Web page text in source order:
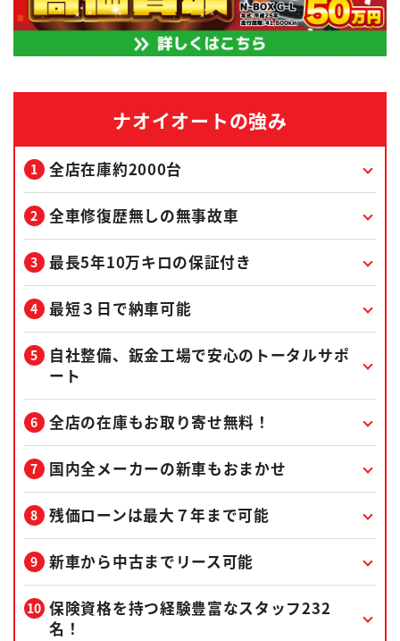
ナオイオートの強み
全店在庫約2000台
全車修復歴無しの無事故車
最長5年10万キロの保証付き
最短３日で納車可能
自社整備、鈑金工場で安心のトータルサポ
ート
全店の在庫もお取り寄せ無料！
国内全メーカーの新車もおまかせ
残価ローンは最大７年まで可能
新車から中古までリース可能
保険資格を持つ経験豊富なスタッフ232
名！